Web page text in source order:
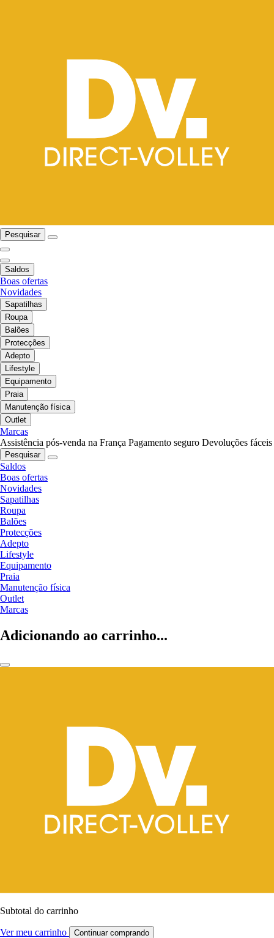
Pesquisar
Saldos
Boas ofertas
Novidades
Sapatilhas
Roupa
Balões
Protecções
Adepto
Lifestyle
Equipamento
Praia
Manutenção física
Outlet
Marcas
Assistência pós-venda na França Pagamento seguro Devoluções fáceis
Pesquisar
Saldos
Boas ofertas
Novidades
Sapatilhas
Roupa
Balões
Protecções
Adepto
Lifestyle
Equipamento
Praia
Manutenção física
Outlet
Marcas
Adicionando ao carrinho...
Subtotal do carrinho
Ver meu carrinho Continuar comprando